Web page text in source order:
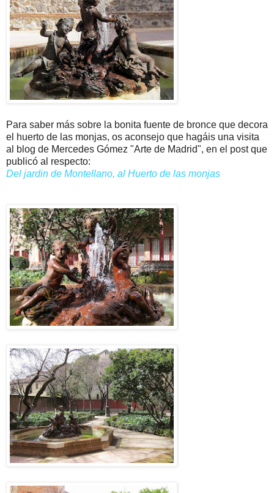
Para saber más sobre la bonita fuente de bronce que decora
el huerto de las monjas, os aconsejo que hagáis una visita
al blog de Mercedes Gómez "Arte de Madrid", en el post que
publicó al respecto:
Del jardin de Montellano, al Huerto de las monjas